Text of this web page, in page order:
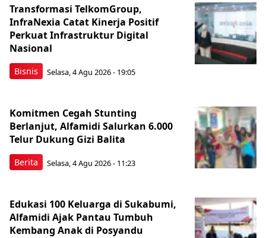
Bisnis
Transformasi TelkomGroup,
InfraNexia Catat Kinerja Positif
Perkuat Infrastruktur Digital
Nasional
Selasa, 4 Agu 2026 - 19:05
Berita
Komitmen Cegah Stunting
Berlanjut, Alfamidi Salurkan 6.000
Telur Dukung Gizi Balita
Selasa, 4 Agu 2026 - 11:23
Edukasi 100 Keluarga di Sukabumi,
Alfamidi Ajak Pantau Tumbuh
Kembang Anak di Posyandu